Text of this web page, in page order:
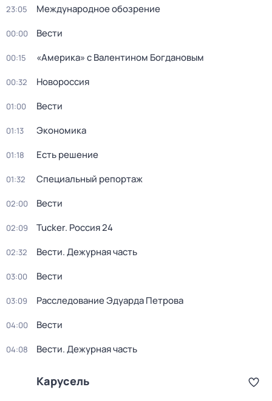
23:05 Международное обозрение
00:00 Вести
00:15 «Америка» с Валентином Богдановым
00:32 Новороссия
01:00 Вести
01:13 Экономика
01:18 Есть решение
01:32 Специальный репортаж
02:00 Вести
02:09 Tucker. Россия 24
02:32 Вести. Дежурная часть
03:00 Вести
03:09 Расследование Эдуарда Петрова
04:00 Вести
04:08 Вести. Дежурная часть
Карусель